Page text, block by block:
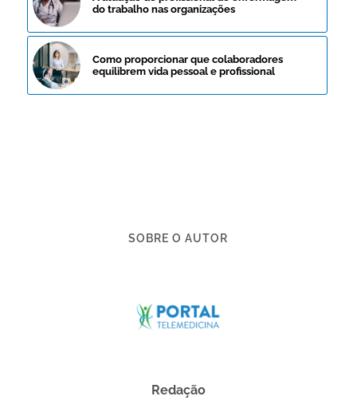
do trabalho nas organizações
Como proporcionar que colaboradores
equilibrem vida pessoal e profissional
SOBRE O AUTOR
Redação